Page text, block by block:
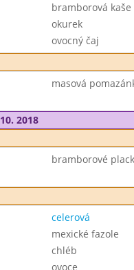
bramborová kaše
okurek
ovocný čaj
masová
2018
bramborové
celerová
mexické fazole
chléb
ovoce